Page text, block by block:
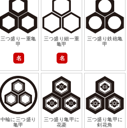
三つ盛り一重亀
甲
名
三つ盛り細一重
亀甲
名
三つ盛り鉄砲亀
甲
中輪に三つ盛り
亀甲
三つ盛り亀甲に
花菱
三つ盛り亀甲に
剣花角